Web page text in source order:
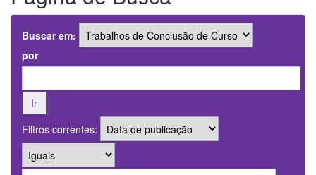
Buscar em:
por
Filtros correntes: